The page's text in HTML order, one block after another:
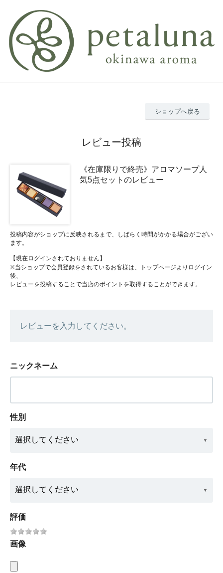
ショップへ戻る
レビュー投稿
《在庫限りで終売》アロマソープ人
気5点セットのレビュー
投稿内容がショップに反映されるまで、しばらく時間がかかる場合がござい
ます。
【現在ログインされておりません】
※当ショップで会員登録をされているお客様は、トップページよりログイン
後、
レビューを投稿することで当店のポイントを取得することができます。
レビューを入力してください。
ニックネーム
性別
年代
評価
画像